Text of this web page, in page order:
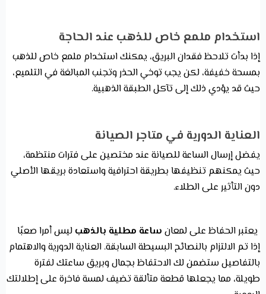
استخدام ملمع خاص للذهب عند الحاجة
إذا بدأت تلاحظ فقدان البريق، يمكنك استخدام ملمع خاص للذهب
بمسحة خفيفة، لكن يجب توخي الحذر وتجنب المبالغة في التلميع،
حيث قد يؤدي ذلك إلى تآكل الطبقة الذهبية.
العناية الدورية في متاجر الصيانة
يفضل إرسال الساعة للصيانة عند مختصين على فترات منتظمة،
حيث يمكنهم تنظيفها بطريقة احترافية واستعادة بريقها الأصلي
دون التأثير على الطلاء.
يعتبر الحفاظ على لمعان ساعة مطلية بالذهب ليس أمرا صعبًا
إذا تم الالتزام بالنصائح البسيطة السابقة. العناية الدورية والاهتمام
بالتفاصيل ستضمن لك الاحتفاظ بجمال وبريق ساعتك لفترة
طويلة، مما يجعلها قطعة متألقة تضيف لمسة فاخرة على إطلالتك